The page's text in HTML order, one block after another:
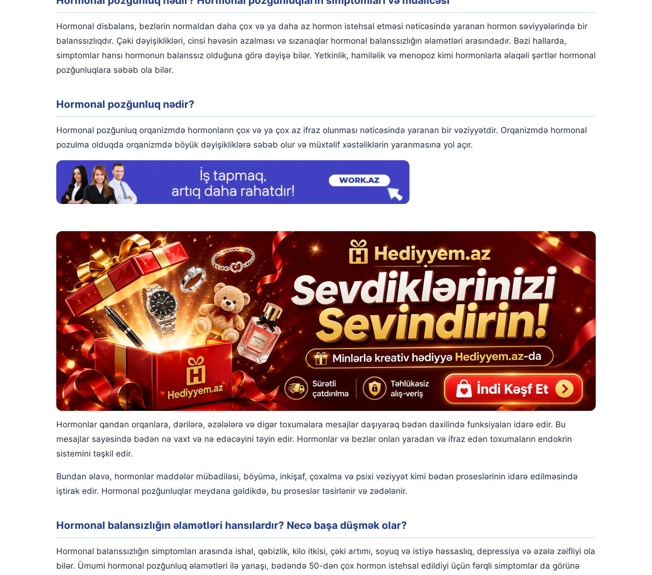
Qadınlarda hormonal balanssızlığın simptomları
Kişilərdə hormonal balanssızlığın simptomları
Hormonal pozğunluğu necə müalicə etmək olar?
Hormonal pozğunluğun qarşısını necə almaq olar?
Hansı test hormonal pozğunluqları aşkar edir?
Hormonal disbalans, bezlərin normaldan daha çox və ya daha az hormon istehsal etməsi nəticəsində yaranan hormon səviyyələrində bir
balanssızlıqdır. Çəki dəyişiklikləri, cinsi həvəsin azalması və sızanaqlar hormonal balanssızlığın əlamətləri arasındadır. Bəzi hallarda,
simptomlar hansı hormonun balanssız olduğuna görə dəyişə bilər. Yetkinlik, hamiləlik və menopoz kimi hormonlarla əlaqəli şərtlər hormonal
pozğunluqlara səbəb ola bilər.
Hormonal pozğunluq nədir?
Hormonal pozğunluq orqanizmdə hormonların çox və ya çox az ifraz olunması nəticəsində yaranan bir vəziyyətdir. Orqanizmdə hormonal
pozulma olduqda orqanizmdə böyük dəyişikliklərə səbəb olur və müxtəlif xəstəliklərin yaranmasına yol açır.
Hormonlar qandan orqanlara, dərilərə, əzələlərə və digər toxumalara mesajlar daşıyaraq bədən daxilində funksiyaları idarə edir. Bu
mesajlar sayəsində bədən nə vaxt və nə edəcəyini təyin edir. Hormonlar və bezlər onları yaradan və ifraz edən toxumaların endokrin
sistemini təşkil edir.
Bundan əlavə, hormonlar maddələr mübadiləsi, böyümə, inkişaf, çoxalma və psixi vəziyyət kimi bədən proseslərinin idarə edilməsində
iştirak edir. Hormonal pozğunluqlar meydana gəldikdə, bu proseslər təsirlənir və zədələnir.
Hormonal balansızlığın əlamətləri hansılardır? Necə başa düşmək olar?
Hormonal balanssızlığın simptomları arasında ishal, qəbizlik, kilo itkisi, çəki artımı, soyuq və istiyə həssaslıq, depressiya və əzələ zəifliyi ola
bilər. Ümumi hormonal pozğunluq əlamətləri ilə yanaşı, bədəndə 50-dən çox hormon istehsal edildiyi üçün fərqli simptomlar da görünə